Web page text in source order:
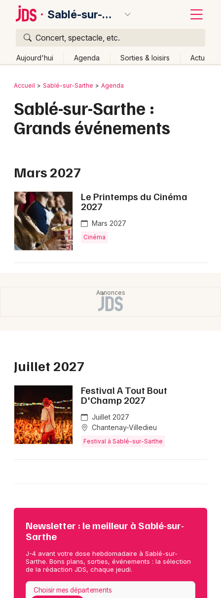
Sablé-sur-Sarthe
Concert, spectacle, etc.
Aujourd'hui Agenda Sorties & loisirs Actu
Publier un événement
Activité & Expérience
Manifestations
Foires & salons
Spectacles
Concerts
Expos
Sorties & loisirs
Grands événements dans la Sarthe
Grands événements dans les Pays de la Loire
Actus à Sablé-sur-Sarthe
Magazine à Sablé-sur-Sarthe
Bordeaux
Colmar
Mulhouse
Montpellier
Nantes
Retour
Accueil Sablé-sur-Sarthe Agenda
Sablé-sur-Sarthe :
Grands événements
Mars 2027
Le Printemps du Cinéma
2027
Mars 2027
Cinéma
Juillet 2027
Festival A Tout Bout
D'Champ 2027
Juillet 2027
Chantenay-Villedieu
Festival à Sablé-sur-Sarthe
Newsletter : le meilleur à Sablé-sur-
Sarthe
J-4 avant votre dose hebdomadaire à Sablé-sur-
Sarthe. Bons plans, sorties, événements : la sélection
de la rédaction JDS, chaque jeudi.
Choisir mes départements
Quoi ?
Où ?
Pays de la Loire
Partout Près de moi
Quand ?
Effacer les dates